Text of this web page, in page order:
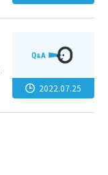
2022.07.25